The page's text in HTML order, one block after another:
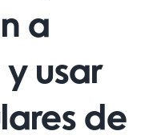
a
usar
de